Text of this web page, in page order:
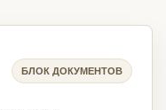
БЛОК ДОКУМЕНТОВ